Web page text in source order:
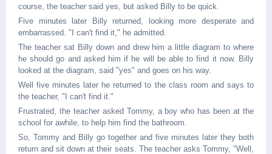
course, the teacher said yes, but asked Billy to be quick.
Five minutes later Billy returned, looking more desperate and
embarrassed. "I can't find it," he admitted.
The teacher sat Billy down and drew him a little diagram to where
he should go and asked him if he will be able to find it now. Billy
looked at the diagram, said "yes" and goes on his way.
Well five minutes later he returned to the class room and says to
the teacher, "I can't find it."
Frustrated, the teacher asked Tommy, a boy who has been at the
school for awhile, to help him find the bathroom.
So, Tommy and Billy go together and five minutes later they both
return and sit down at their seats. The teacher asks Tommy, "Well,